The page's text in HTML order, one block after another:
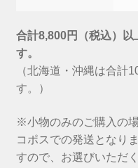
合計8,800円（税込）以
す。
（北海道・沖縄は合計
す。）
※小物のみのご購入の
コポスでの発送となり
すので、お選びいただ